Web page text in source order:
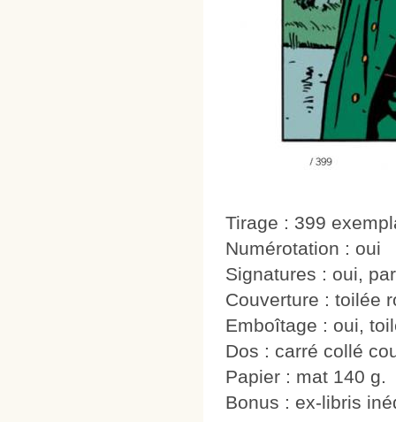
Tirage : 399
Numérotation : oui
Signatures : oui,
Couverture : toilée
Emboîtage : oui,
Dos : carré collé
Papier : mat 140 g.
Bonus : ex-libris